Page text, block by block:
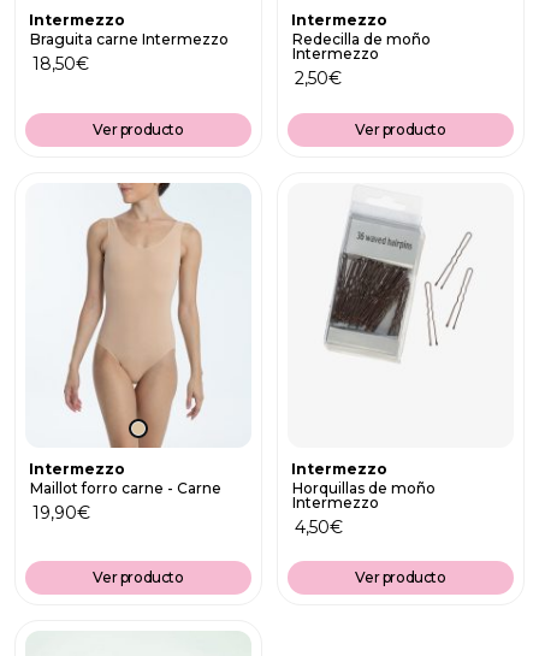
Intermezzo
Braguita carne Intermezzo
18,50€
Ver producto
Intermezzo
Redecilla de moño
Intermezzo
2,50€
Ver producto
Intermezzo
Maillot forro carne - Carne
19,90€
Ver producto
Intermezzo
Horquillas de moño
Intermezzo
4,50€
Ver producto